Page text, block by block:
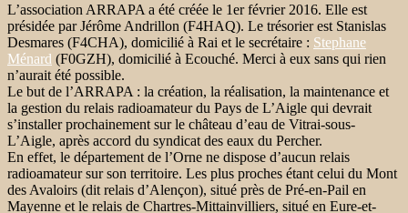
L’association ARRAPA a été créée le 1er février 2016. Elle est
présidée par Jérôme Andrillon (F4HAQ). Le trésorier est Stanislas
Desmares (F4CHA), domicilié à Rai et le secrétaire : Stephane
Ménard (F0GZH), domicilié à Ecouché. Merci à eux sans qui rien
n’aurait été possible.
Le but de l’ARRAPA : la création, la réalisation, la maintenance et
la gestion du relais radioamateur du Pays de L’Aigle qui devrait
s’installer prochainement sur le château d’eau de Vitrai-sous-
L’Aigle, après accord du syndicat des eaux du Percher.
En effet, le département de l’Orne ne dispose d’aucun relais
radioamateur sur son territoire. Les plus proches étant celui du Mont
des Avaloirs (dit relais d’Alençon), situé près de Pré-en-Pail en
Mayenne et le relais de Chartres-Mittainvilliers, situé en Eure-et-